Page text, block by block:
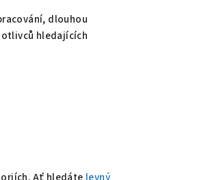
dlouhou
hledajících